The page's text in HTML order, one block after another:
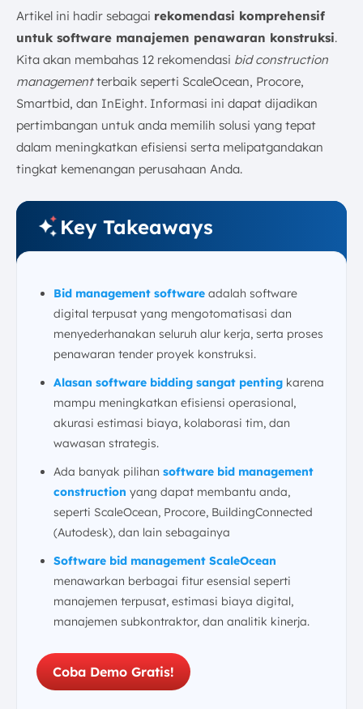
6. Kemampuan Integrasi dengan Sistem Lain
Cara Memilih Construction Bid Management Software
yang Tepat
1. Sesuaikan dengan Skala Perusahaan dan
Kompleksitas Proyek Anda
2. Pertimbangkan Anggaran dan Model Harga
3. Pastikan Kemudahan Penggunaan dan
Dukungan Pelatihan dari Vendor
Kesimpulan
FAQ:
Artikel ini hadir sebagai rekomendasi komprehensif
untuk software manajemen penawaran konstruksi.
Kita akan membahas 12 rekomendasi bid construction
managementterbaik seperti ScaleOcean, Procore,
Smartbid, dan InEight. Informasi ini dapat dijadikan
pertimbangan untuk anda memilih solusi yang tepat
dalam meningkatkan efisiensi serta melipatgandakan
tingkat kemenangan perusahaan Anda.
Key Takeaways
Bid management software adalah software
digital terpusat yang mengotomatisasi dan
menyederhanakan seluruh alur kerja, serta proses
penawaran tender proyek konstruksi.
Alasan software bidding sangat penting karena
mampu meningkatkan efisiensi operasional,
akurasi estimasi biaya, kolaborasi tim, dan
wawasan strategis.
Ada banyak pilihan software bid management
construction yang dapat membantu anda,
seperti ScaleOcean, Procore, BuildingConnected
(Autodesk), dan lain sebagainya
Software bid management ScaleOcean
menawarkan berbagai fitur esensial seperti
manajemen terpusat, estimasi biaya digital,
manajemen subkontraktor, dan analitik kinerja.
Coba Demo Gratis!